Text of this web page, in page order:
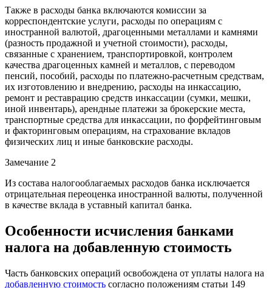
Также в расходы банка включаются комиссии за
корреспондентские услуги, расходы по операциям с
иностранной валютой, драгоценными металлами и камнями
(разность продажной и учетной стоимости), расходы,
связанные с хранением, транспортировкой, контролем
качества драгоценных камней и металлов, с переводом
пенсий, пособий, расходы по платежно-расчетным средствам,
их изготовлению и внедрению, расходы на инкассацию,
ремонт и реставрацию средств инкассации (сумки, мешки,
иной инвентарь), арендные платежи за брокерские места,
транспортные средства для инкассации, по форфейтинговым
и факторинговым операциям, на страхование вкладов
физических лиц и иные банковские расходы.
Замечание 2
Из состава налогооблагаемых расходов банка исключается
отрицательная переоценка иностранной валюты, полученной
в качестве вклада в уставный капитал банка.
Особенности исчисления банками
налога на добавленную стоимость
Часть банковских операций освобождена от уплаты налога на
добавленную стоимость согласно положениям статьи 149